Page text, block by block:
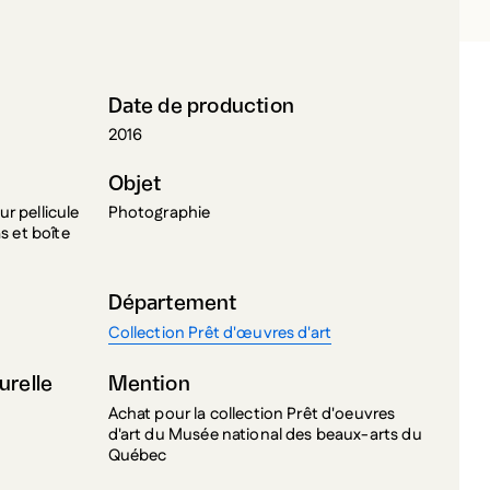
Date de production
2016
pellicule
et boîte
Objet
Photographie
Département
Collection Prêt d'œuvres d'art
Mention
Achat pour la collection Prêt d'oeuvres
d'art du Musée national des beaux-arts du
Québec